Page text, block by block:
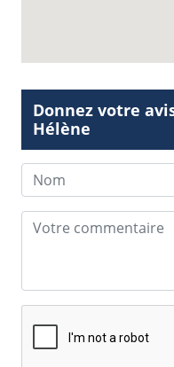
Donnez votre
Hélène